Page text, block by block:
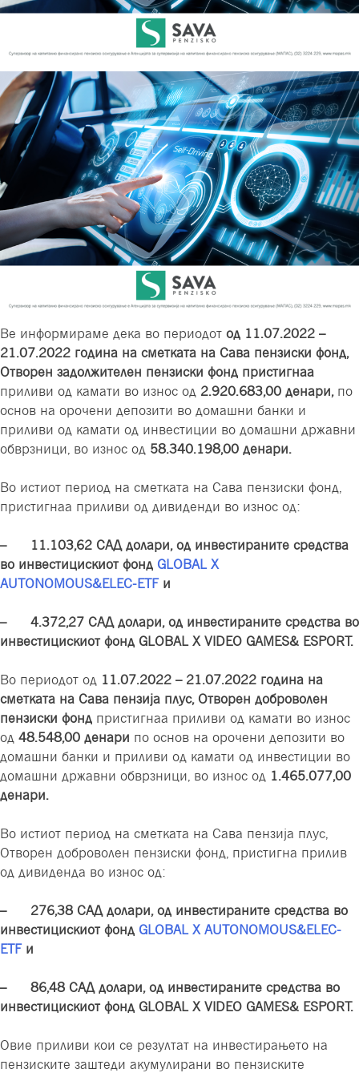
INC,
MICROSOFT
CORP
Ве информираме дека во периодот од 11.07.2022 –
21.07.2022 година на сметката на Сава пензиски фонд,
Отворен задолжителен пензиски фонд пристигнаa
приливи од камати во износ од 2.920.683,00 денари, по
основ на орочени депозити во домашни банки и
приливи од камати од инвестиции во домашни државни
обврзници, во износ од 58.340.198,00 денари.
Во истиот период на сметката на Сава пензиски фонд,
пристигнаа приливи од дивиденди во износ од:
– 11.103,62 САД долари, од инвестираните средства
во инвестицискиот фонд GLOBAL X
AUTONOMOUS&ELEC-ETFи
– 4.372,27 САД долари, од инвестираните средства во
инвестицискиот фонд GLOBAL X VIDEO GAMES& ESPORT.
Во периодот од 11.07.2022 – 21.07.2022 година на
сметката на Сава пензија плус, Отворен доброволен
пензиски фонд пристигнаа приливи од камати во износ
од 48.548,00 денари по основ на орочени депозити во
домашни банки и приливи од камати од инвестиции во
домашни државни обврзници, во износ од 1.465.077,00
денари.
Во истиот период на сметката на Сава пензија плус,
Отворен доброволен пензиски фонд, пристигна прилив
од дивиденда во износ од:
– 276,38 САД долари, од инвестираните средства во
инвестицискиот фонд GLOBAL X AUTONOMOUS&ELEC-
ETFи
– 86,48 САД долари, од инвестираните средства во
инвестицискиот фонд GLOBAL X VIDEO GAMES& ESPORT.
Овие приливи кои се резултат на инвестирањето на
пензиските заштеди акумулирани во пензиските